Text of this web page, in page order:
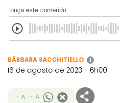
ouça este conteúdo
BÁRBARA SACCHITIELLO i
16 de agosto de 2023 - 6h00
- A + A